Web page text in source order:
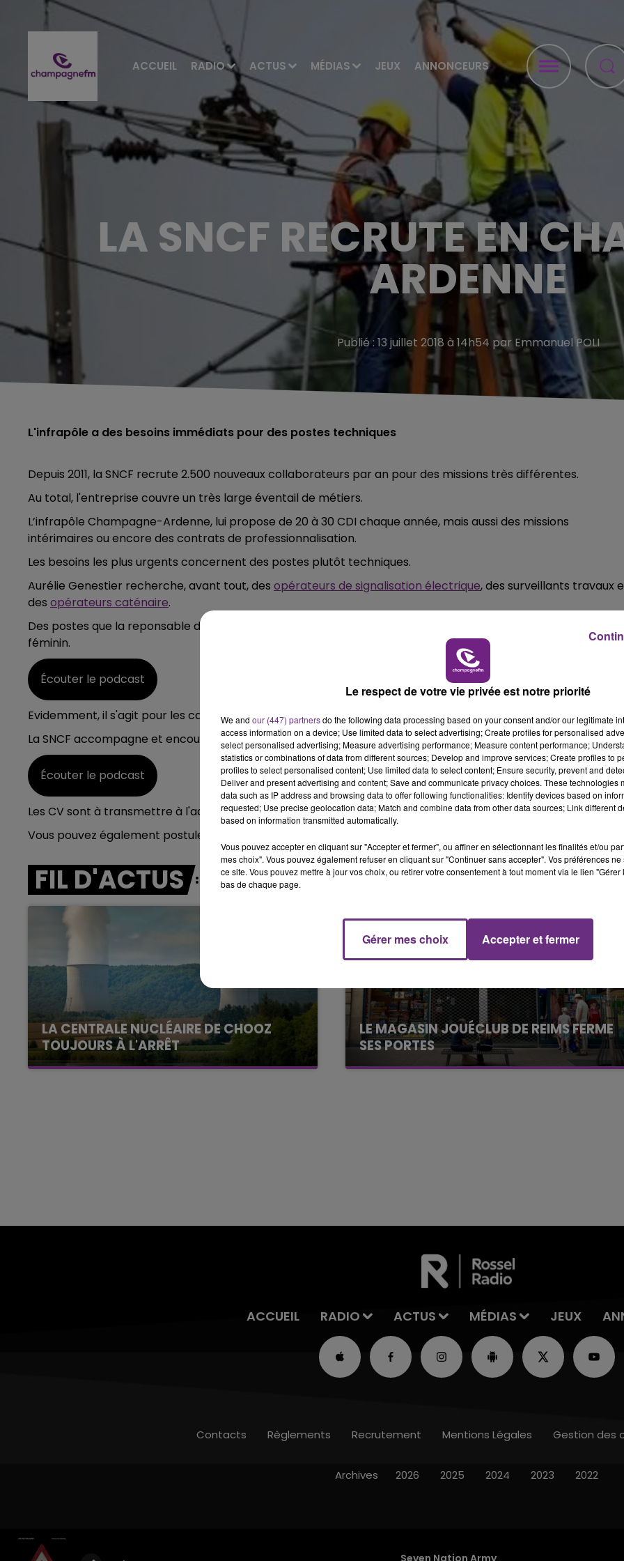
ACCUEIL RADIO ACTUS MÉDIAS JEUX ANNONCEURS
5h00 - 6h00
LE BEST OF DE LA FAMILLE
LA FAMILLE
LA SNCF RECRUTE EN
ARDENNE
Publié : 13 juillet 2018 à 14h54 par Emmanuel POLI
L'infrapôle a des besoins immédiats pour des postes techniques
Depuis 2011, la SNCF recrute 2.500 nouveaux collaborateurs par an pour des missions très différentes.
Au total, l'entreprise couvre un très large éventail de métiers.
L’infrapôle Champagne-Ardenne, lui propose de 20 à 30 CDI chaque année, mais aussi des missions
intérimaires ou encore des contrats de professionnalisation.
Les besoins les plus urgents concernent des postes plutôt techniques.
Aurélie Genestier recherche, avant tout, des opérateurs de signalisation électrique, des surveillants travaux
des opérateurs caténaire.
Des postes que la reponsable des ressources humaines de l'établissement, souhaite ouvrir à un public plus
féminin.
Écouter le podcast
Evidemment, il s'agit pour les candidats d'un premier pas dans les entreprises.
La SNCF accompagne et encourage l'évolution de carrière chez ses collaborateurs.
Écouter le podcast
Les CV sont à transmettre à l'adresse,recrutement.ica@reseau.sncf.fr.
Vous pouvez également postuler sur le site
FIL D'ACTUS
LA CENTRALE NUCLÉAIRE DE CHOOZ
TOUJOURS À L'ARRÊT
Cela fait déjà une semaine que la centrale
LE MAGASIN JOUÉCLUB DE REIMS FERME
SES PORTES
C'était l'une des institutions du centre-ville
La Famille
ACCUEIL RADIO ACTUS MÉDIAS JEUX
Seven Nation Army
Contacts Règlements Recrutement Mentions Légales Gestion des
Archives 2026 2025 2024 2023 2022
Le respect de votre vie privée est notre priorité
We and our (447) partnersdo the following data processing based on your consent and/or our legitimate
access information on a device; Use limited data to select advertising; Create profiles for personalised
select personalised advertising; Measure advertising performance; Measure content performance;
statistics or combinations of data from different sources; Develop and improve services; Create profiles to
profiles to select personalised content; Use limited data to select content; Ensure security, prevent and
Deliver and present advertising and content; Save and communicate privacy choices. These technologies
data such as IP address and browsing data to offer following functionalities: Identify devices based on
requested; Use precise geolocation data; Match and combine data from other data sources; Link different
based on information transmitted automatically.
Vous pouvez accepter en cliquant sur "Accepter et fermer", ou affiner en sélectionnant les finalités et/ou
mes choix". Vous pouvez également refuser en cliquant sur "Continuer sans accepter". Vos préférences
ce site. Vous pouvez mettre à jour vos choix, ou retirer votre consentement à tout moment via le lien
bas de chaque page.
Gérer mes choix Accepter et fermer